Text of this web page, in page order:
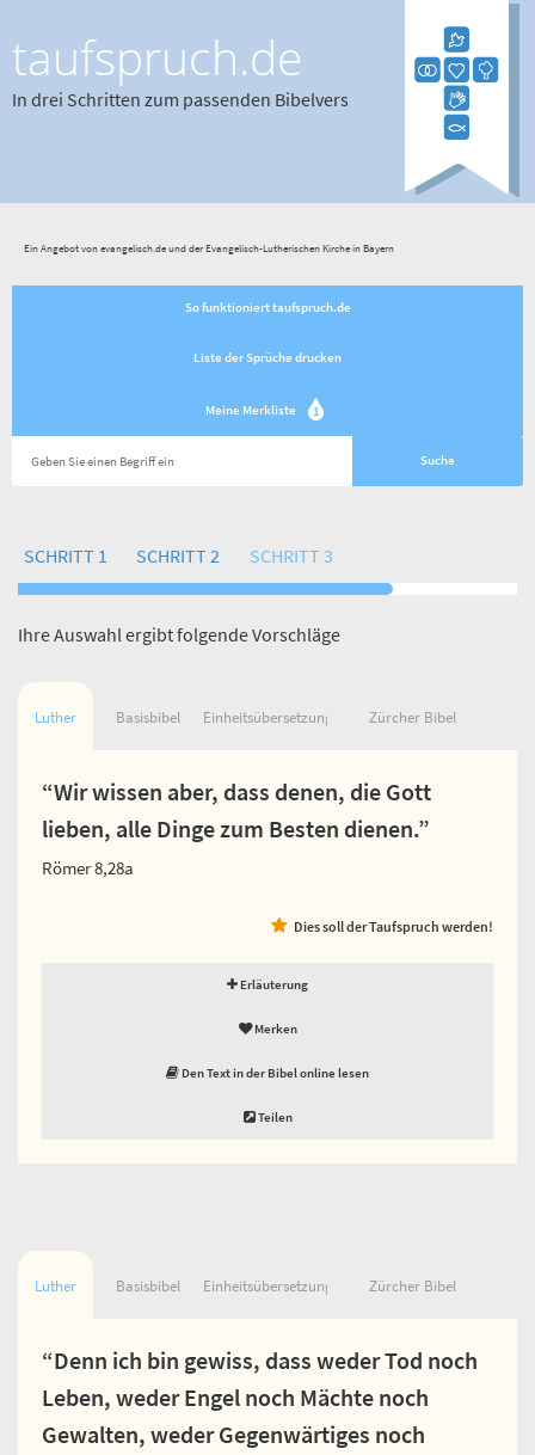
taufspruch.de
In drei Schritten zum passenden Bibelvers
Ein Angebot von evangelisch.de und der Evangelisch-Lutherischen Kirche in Bayern
So funktioniert taufspruch.de
Liste der Sprüche drucken
Meine Merkliste 1
SCHRITT 1 SCHRITT 2 SCHRITT 3
Ihre Auswahl ergibt folgende Vorschläge
Luther Basisbibel Einheitsübersetzung Zürcher Bibel
“Wir wissen aber, dass denen, die Gott
lieben, alle Dinge zum Besten dienen.”
Römer 8,28a
Dies soll der Taufspruch werden!
Erläuterung
Merken
Den Text in der Bibel online lesen
Teilen
Luther Basisbibel Einheitsübersetzung Zürcher Bibel
“Denn ich bin gewiss, dass weder Tod noch
Leben, weder Engel noch Mächte noch
Gewalten, weder Gegenwärtiges noch